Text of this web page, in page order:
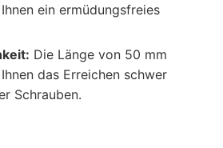
ein ermüdungsfreies
Die Länge von 50 mm
das Erreichen schwer
Schrauben.